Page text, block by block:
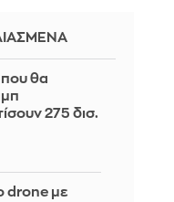
θα
275 δισ.
drone με